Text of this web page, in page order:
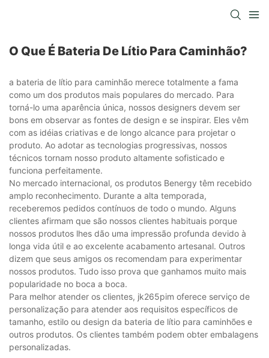
O Que É Bateria De Lítio Para Caminhão?
a bateria de lítio para caminhão merece totalmente a fama
como um dos produtos mais populares do mercado. Para
torná-lo uma aparência única, nossos designers devem ser
bons em observar as fontes de design e se inspirar. Eles vêm
com as idéias criativas e de longo alcance para projetar o
produto. Ao adotar as tecnologias progressivas, nossos
técnicos tornam nosso produto altamente sofisticado e
funciona perfeitamente.
No mercado internacional, os produtos Benergy têm recebido
amplo reconhecimento. Durante a alta temporada,
receberemos pedidos contínuos de todo o mundo. Alguns
clientes afirmam que são nossos clientes habituais porque
nossos produtos lhes dão uma impressão profunda devido à
longa vida útil e ao excelente acabamento artesanal. Outros
dizem que seus amigos os recomendam para experimentar
nossos produtos. Tudo isso prova que ganhamos muito mais
popularidade no boca a boca.
Para melhor atender os clientes, jk265pim oferece serviço de
personalização para atender aos requisitos específicos de
tamanho, estilo ou design da bateria de lítio para caminhões e
outros produtos. Os clientes também podem obter embalagens
personalizadas.